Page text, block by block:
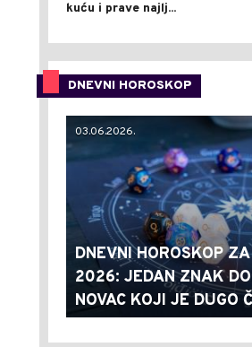
kuću i prave najlj...
DNEVNI HOROSKOP
03.06.2026.
DNEVNI HOROSKOP
2026: JEDAN ZNAK
NOVAC KOJI JE DUGO